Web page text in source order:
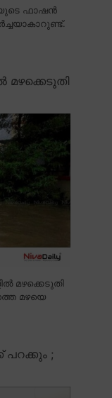
ഫാഷൻ
മഴക്കെടുതി
മഴക്കെടുതി
മഴയെ
;